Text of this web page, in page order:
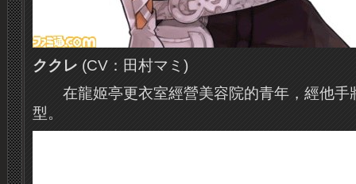
ククレ (CV：田村マミ)
在龍姬亭更衣室經營美容院的青年，經他手
型。